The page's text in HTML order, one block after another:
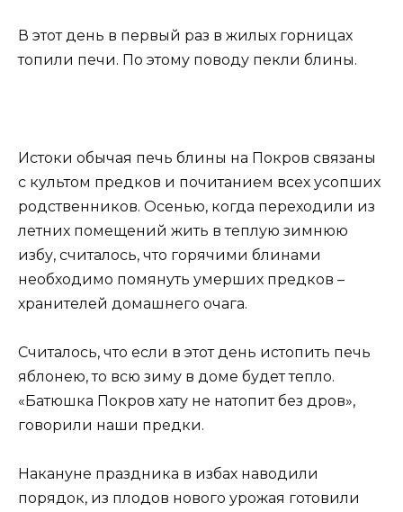
В этот день в первый раз в жилых горницах
топили печи. По этому поводу пекли блины.
Истоки обычая печь блины на Покров связаны
с культом предков и почитанием всех усопших
родственников. Осенью, когда переходили из
летних помещений жить в теплую зимнюю
избу, считалось, что горячими блинами
необходимо помянуть умерших предков –
хранителей домашнего очага.
Считалось, что если в этот день истопить печь
яблонею, то всю зиму в доме будет тепло.
«Батюшка Покров хату не натопит без дров»,
говорили наши предки.
Накануне праздника в избах наводили
порядок, из плодов нового урожая готовили